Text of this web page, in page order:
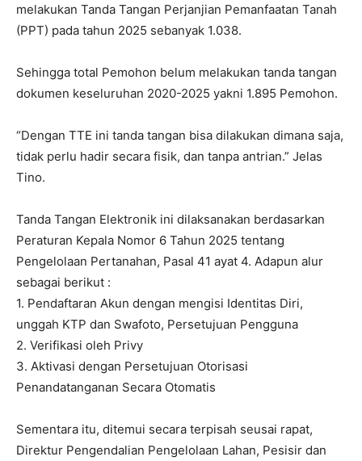
melakukan Tanda Tangan Perjanjian Pemanfaatan Tanah
(PPT) pada tahun 2025 sebanyak 1.038.
Sehingga total Pemohon belum melakukan tanda tangan
dokumen keseluruhan 2020-2025 yakni 1.895 Pemohon.
“Dengan TTE ini tanda tangan bisa dilakukan dimana saja,
tidak perlu hadir secara fisik, dan tanpa antrian.” Jelas
Tino.
Tanda Tangan Elektronik ini dilaksanakan berdasarkan
Peraturan Kepala Nomor 6 Tahun 2025 tentang
Pengelolaan Pertanahan, Pasal 41 ayat 4. Adapun alur
sebagai berikut :
1. Pendaftaran Akun dengan mengisi Identitas Diri,
unggah KTP dan Swafoto, Persetujuan Pengguna
2. Verifikasi oleh Privy
3. Aktivasi dengan Persetujuan Otorisasi
Penandatanganan Secara Otomatis
Sementara itu, ditemui secara terpisah seusai rapat,
Direktur Pengendalian Pengelolaan Lahan, Pesisir dan